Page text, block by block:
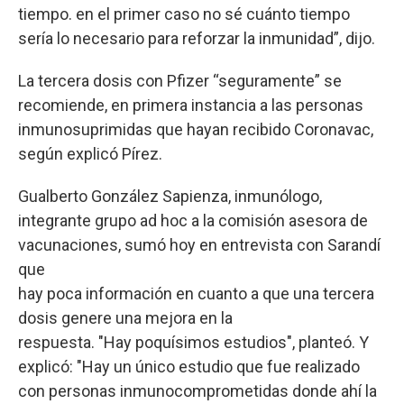
tiempo. en el primer caso no sé cuánto tiempo
sería lo necesario para reforzar la inmunidad”, dijo.
La tercera dosis con Pfizer “seguramente” se
recomiende, en primera instancia a las personas
inmunosuprimidas que hayan recibido Coronavac,
según explicó Pírez.
Gualberto González Sapienza, inmunólogo,
integrante grupo ad hoc a la comisión asesora de
vacunaciones, sumó hoy en entrevista con Sarandí
que
hay poca información en cuanto a que una tercera
dosis genere una mejora en la
respuesta. "Hay poquísimos estudios", planteó. Y
explicó: "Hay un único estudio que fue realizado
con personas inmunocomprometidas donde ahí la